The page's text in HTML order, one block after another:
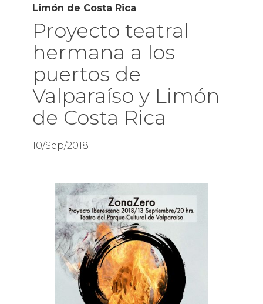
Limón de Costa Rica
Proyecto teatral
hermana a los
puertos de
Valparaíso y Limón
de Costa Rica
10/Sep/2018